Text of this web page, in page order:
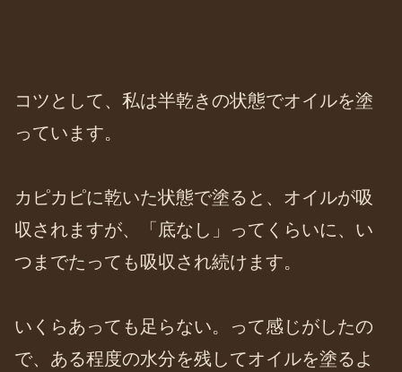
コツとして、私は半乾きの状態でオイルを塗
っています。
カピカピに乾いた状態で塗ると、オイルが吸
収されますが、「底なし」ってくらいに、い
つまでたっても吸収され続けます。
いくらあっても足らない。って感じがしたの
で、ある程度の水分を残してオイルを塗るよ